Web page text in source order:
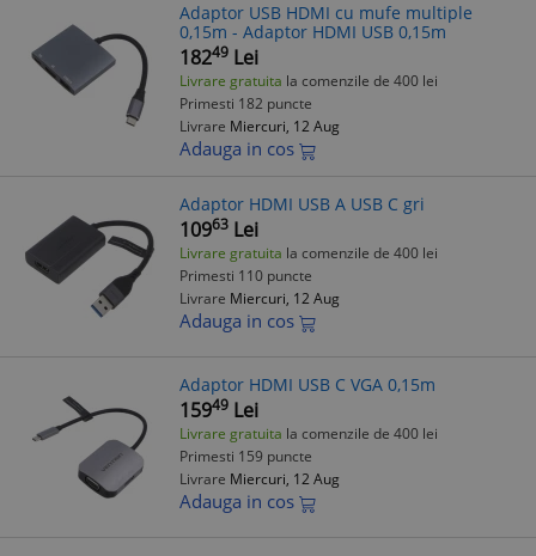
Adaptor USB HDMI cu mufe multiple
0,15m - Adaptor HDMI USB 0,15m
18249 Lei
Livrare gratuita la comenzile de 400 lei
Primesti 182 puncte
Livrare Miercuri, 12 Aug
Adauga in cos
Adaptor HDMI USB A USB C gri
10963 Lei
Livrare gratuita la comenzile de 400 lei
Primesti 110 puncte
Livrare Miercuri, 12 Aug
Adauga in cos
Adaptor HDMI USB C VGA 0,15m
15949 Lei
Livrare gratuita la comenzile de 400 lei
Primesti 159 puncte
Livrare Miercuri, 12 Aug
Adauga in cos